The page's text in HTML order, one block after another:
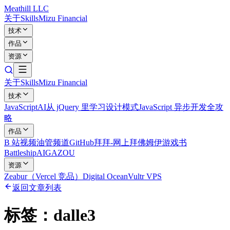
Meathill LLC
关于SkillsMizu Financial
技术
作品
资源
关于SkillsMizu Financial
技术
JavaScriptAI从 jQuery 里学习设计模式JavaScript 异步开发全攻
略
作品
B 站视频油管频道GitHub拜拜-网上拜佛姆伊游戏书
BattleshipAIGAZOU
资源
Zeabur（Vercel 竞品） Digital OceanVultr VPS
返回文章列表
标签： dalle3